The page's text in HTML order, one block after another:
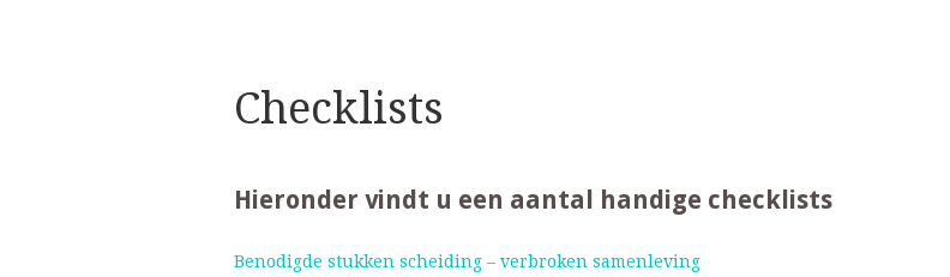
Checklists
Hieronder vindt u een aantal handige checklists
Benodigde stukken scheiding – verbroken samenleving